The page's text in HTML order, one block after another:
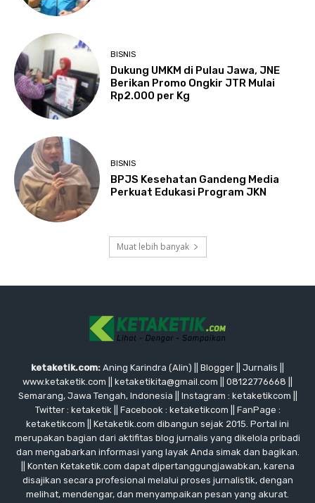
BISNIS
Dukung UMKM di Pulau Jawa, JNE
Berikan Promo Ongkir JTR Mulai
Rp2.000 per Kg
BISNIS
BPJS Kesehatan Gandeng Media
Perkuat Edukasi Program JKN
Muat lebih banyak
ketaketik.com: Aning Karindra (Alin) || Blogger || Jurnalis ||
www.ketaketik.com || ketaketikita@gmail.com || 08122776668 ||
Semarang, Jawa Tengah, Indonesia || Instagram : ketaketikcom ||
Twitter : ketaketik || Facebook : ketaketikcom || FanPage :
ketaketikcom || Ketaketik.com dibangun sejak 2015. Portal ini
merupakan bagian dari aktifitas blog jurnalis yang dikelola pribadi
dan mengabarkan informasi yang layak Anda simak dan bagikan.
|| Konten Ketaketik.com dapat dipertanggungjawabkan, karena
disajikan secara profesional melalui proses jurnalistik, dengan
melihat, mendengar, dan menyampaikan pesan yang akurat.